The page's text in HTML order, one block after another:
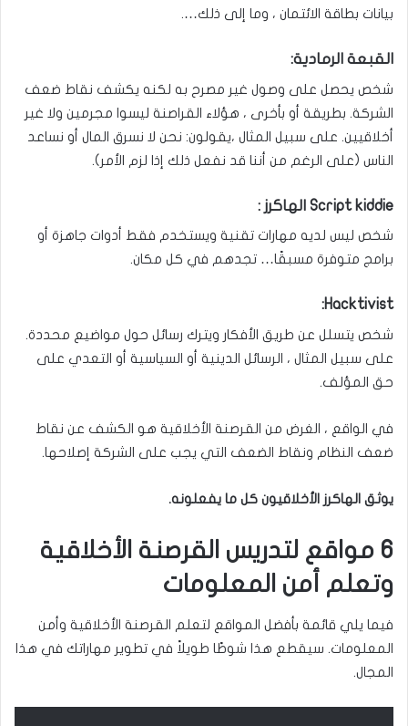
بيانات بطاقة الائتمان ، وما إلى ذلك….
القبعة الرمادية:
شخص يحصل على وصول غير مصرح به لكنه يكشف نقاط ضعف
الشركة. بطريقة أو بأخرى ، هؤلاء القراصنة ليسوا مجرمين ولا غير
أخلاقيين. على سبيل المثال ،يقولون: نحن لا نسرق المال أو نساعد
الناس (على الرغم من أننا قد نفعل ذلك إذا لزم الأمر).
Script kiddie الهاكرز :
شخص ليس لديه مهارات تقنية ويستخدم فقط أدوات جاهزة أو
برامج متوفرة مسبقًا… تجدهم في كل مكان.
Hacktivist:
شخص يتسلل عن طريق الأفكار ويترك رسائل حول مواضيع محددة.
على سبيل المثال ، الرسائل الدينية أو السياسية أو التعدي على
حق المؤلف.
في الواقع ، الغرض من القرصنة الأخلاقية هو الكشف عن نقاط
ضعف النظام ونقاط الضعف التي يجب على الشركة إصلاحها.
يوثق الهاكرز الأخلاقيون كل ما يفعلونه.
6 مواقع لتدريس القرصنة الأخلاقية
وتعلم أمن المعلومات
فيما يلي قائمة بأفضل المواقع لتعلم القرصنة الأخلاقية وأمن
المعلومات. سيقطع هذا شوطًا طويلاً في تطوير مهاراتك في هذا
المجال.